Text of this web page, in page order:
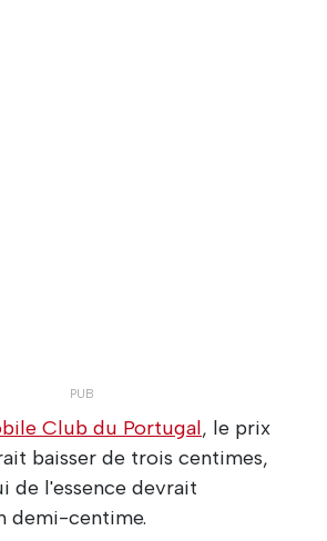
Club du Portugal, le prix
baisser de trois centimes,
de l'essence devrait
demi-centime.